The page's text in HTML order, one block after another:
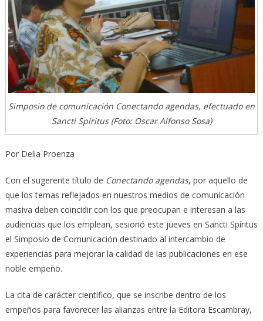
Simposio de comunicación Conectando agendas, efectuado en
Sancti Spíritus (Foto: Oscar Alfonso Sosa)
Por Delia Proenza
Con el sugerente título de Conectando agendas, por aquello de
que los temas reflejados en nuestros medios de comunicación
masiva deben coincidir con los que preocupan e interesan a las
audiencias que los emplean, sesionó este jueves en Sancti Spíritus
el Simposio de Comunicación destinado al intercambio de
experiencias para mejorar la calidad de las publicaciones en ese
noble empeño.
La cita de carácter científico, que se inscribe dentro de los
empeños para favorecer las alianzas entre la Editora Escambray,